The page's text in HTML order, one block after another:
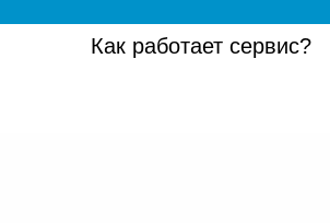
Как работает сервис?